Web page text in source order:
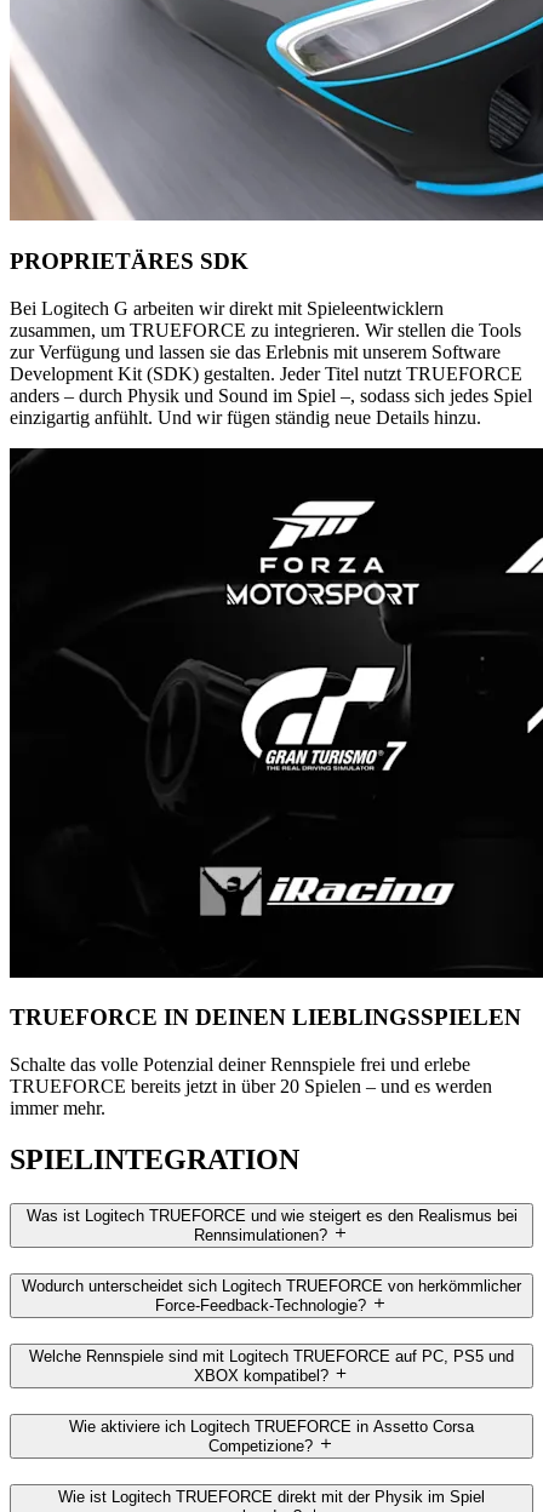
PROPRIETÄRES SDK
Bei Logitech G arbeiten wir direkt mit Spieleentwicklern
zusammen, um TRUEFORCE zu integrieren. Wir stellen die Tools
zur Verfügung und lassen sie das Erlebnis mit unserem Software
Development Kit (SDK) gestalten. Jeder Titel nutzt TRUEFORCE
anders – durch Physik und Sound im Spiel –, sodass sich jedes Spiel
einzigartig anfühlt. Und wir fügen ständig neue Details hinzu.
TRUEFORCE IN DEINEN LIEBLINGSSPIELEN
Schalte das volle Potenzial deiner Rennspiele frei und erlebe
TRUEFORCE bereits jetzt in über 20 Spielen – und es werden
immer mehr.
SPIELINTEGRATION
Was ist Logitech TRUEFORCE und wie steigert es den Realismus bei
Rennsimulationen?
Wodurch unterscheidet sich Logitech TRUEFORCE von herkömmlicher
Force-Feedback-Technologie?
Welche Rennspiele sind mit Logitech TRUEFORCE auf PC, PS5 und
XBOX kompatibel?
Wie aktiviere ich Logitech TRUEFORCE in Assetto Corsa
Competizione?
Wie ist Logitech TRUEFORCE direkt mit der Physik im Spiel